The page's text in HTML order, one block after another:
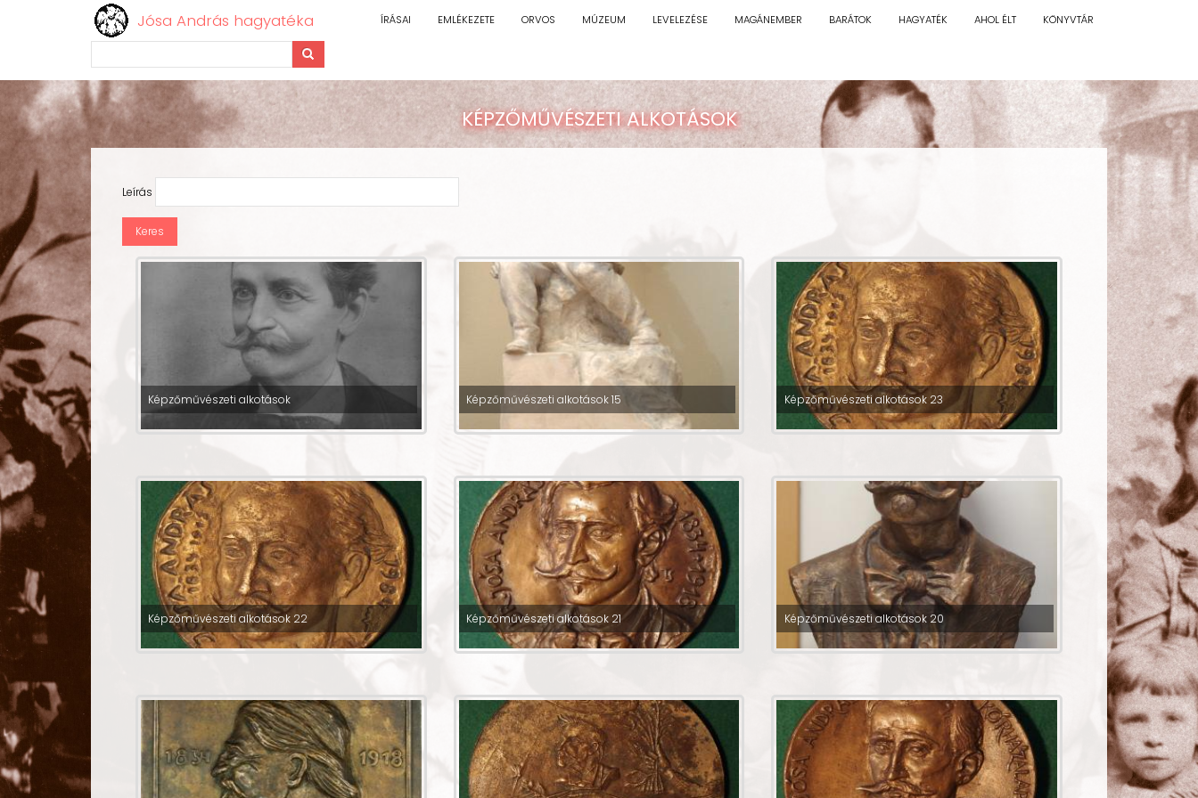
tartalomra
Jósa András hagyatéka ÍRÁSAI EMLÉKEZETE ORVOS MÚZEUM LEVELEZÉSE MAGÁNEMBER BARÁTOK HAGYATÉK AHOL ÉLT KÖNYVTÁR
KÉPZŐMŰVÉSZETI ALKOTÁSOK
Leírás
Képzőművészeti alkotások Képzőművészeti alkotások 15 Képzőművészeti alkotások 23
Képzőművészeti alkotások 22 Képzőművészeti alkotások 21 Képzőművészeti alkotások 20